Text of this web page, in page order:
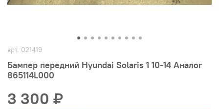
арт. 021419
Бампер передний Hyundai Solaris 1 10-14 Аналог
865114L000
3 300 ₽